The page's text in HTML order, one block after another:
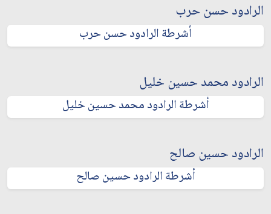
الرادود حسن حرب
أشرطة الرادود حسن حرب
الرادود محمد حسين خليل
أشرطة الرادود محمد حسين خليل
الرادود حسين صالح
أشرطة الرادود حسين صالح